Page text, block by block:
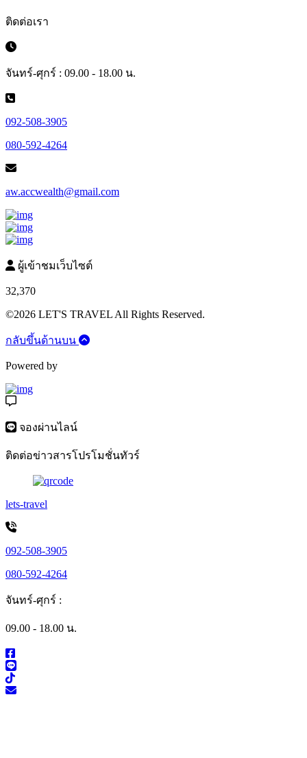
ติดต่อเรา
จันทร์-ศุกร์ : 09.00 - 18.00 น.
092-508-3905
080-592-4264
aw.accwealth@gmail.com
ผู้เข้าชมเว็บไซต์
32,370
©2026 LET'S TRAVEL All Rights Reserved.
กลับขึ้นด้านบน
Powered by
จองผ่านไลน์
ติดต่อข่าวสารโปรโมชั่นทัวร์
lets-travel
092-508-3905
080-592-4264
จันทร์-ศุกร์ :
09.00 - 18.00 น.